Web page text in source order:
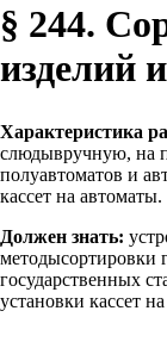
§ 244.
изделий
Характеристика
слюдывручную, на
полуавтоматов и
кассет на автоматы.
Должен знать:
методысортировки
государственных
установки кассет